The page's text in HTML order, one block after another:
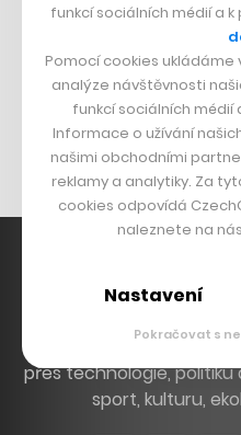
DESIGN
Bomma není tichá
Originální hodinky
Nábytek z betonu
Hlavní zdroj inspirace.
hýbou Českem a
přes technologie,
sport, kulturu,
funkcí sociálních médií a
Pomocí cookies
analýze návštěvnosti
funkcí sociálních médií
Informace o užívání
našimi obchodními
reklamy a analytiky. Za
cookies odpovídá
naleznete na
Nastavení
Pokračovat s